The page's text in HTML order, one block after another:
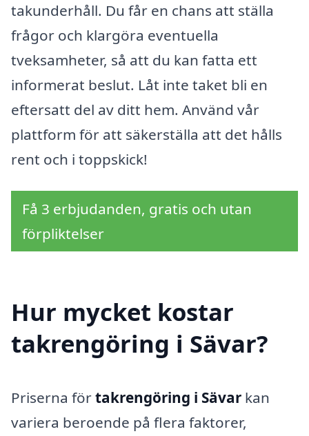
takunderhåll. Du får en chans att ställa
frågor och klargöra eventuella
tveksamheter, så att du kan fatta ett
informerat beslut. Låt inte taket bli en
eftersatt del av ditt hem. Använd vår
plattform för att säkerställa att det hålls
rent och i toppskick!
Få 3 erbjudanden, gratis och utan
förpliktelser
Hur mycket kostar
takrengöring i Sävar?
Priserna förtakrengöring i Sävar kan
variera beroende på flera faktorer,